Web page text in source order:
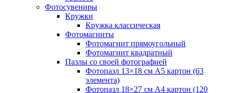
Фотосувениры
Кружки
Кружка классическая
Фотомагниты
Фотомагнит прямоугольный
Фотомагнит квадратный
Пазлы со своей фотографией
Фотопазл 13×18 см А5 картон (63
элемента)
Фотопазл 18×27 см А4 картон (120